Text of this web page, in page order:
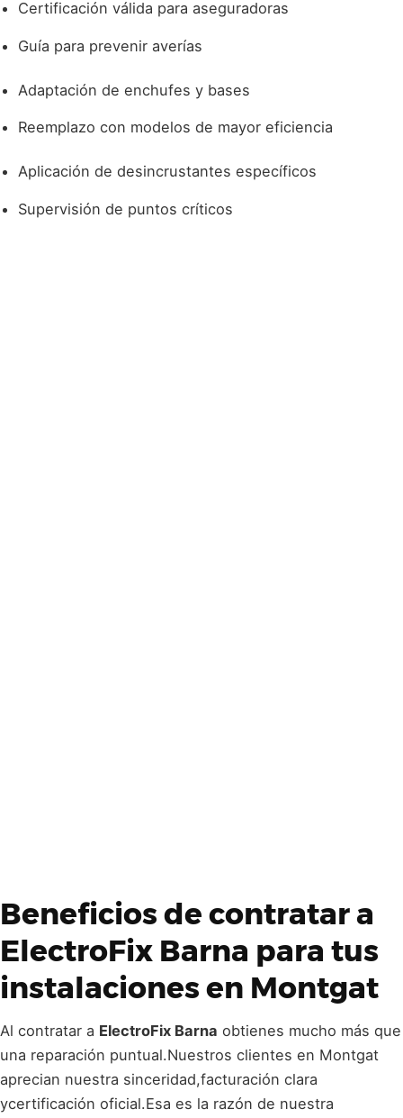
Certificación válida para aseguradoras
Guía para prevenir averías
Adaptación de enchufes y bases
Reemplazo con modelos de mayor eficiencia
Aplicación de desincrustantes específicos
Supervisión de puntos críticos
Beneficios de contratar a
ElectroFix Barna para tus
instalaciones en Montgat
Al contratar a ElectroFix Barna obtienes mucho más que
una reparación puntual.Nuestros clientes en Montgat
aprecian nuestra sinceridad,facturación clara
ycertificación oficial.Esa es la razón de nuestra